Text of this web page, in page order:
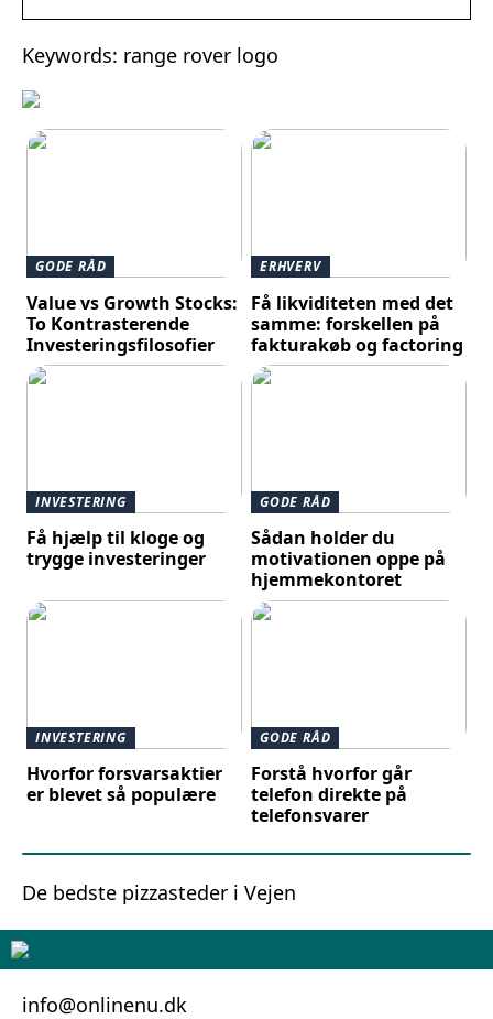
Keywords: range rover logo
GODE RÅD
Value vs Growth Stocks:
To Kontrasterende
Investeringsfilosofier
ERHVERV
Få likviditeten med det
samme: forskellen på
fakturakøb og factoring
INVESTERING
Få hjælp til kloge og
trygge investeringer
GODE RÅD
Sådan holder du
motivationen oppe på
hjemmekontoret
INVESTERING
Hvorfor forsvarsaktier
er blevet så populære
GODE RÅD
Forstå hvorfor går
telefon direkte på
telefonsvarer
De bedste pizzasteder i Vejen
info@onlinenu.dk